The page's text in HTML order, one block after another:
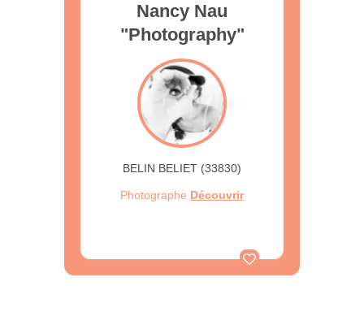
Nancy Nau
"Photography"
BELIN BELIET (33830)
Photographe Découvrir